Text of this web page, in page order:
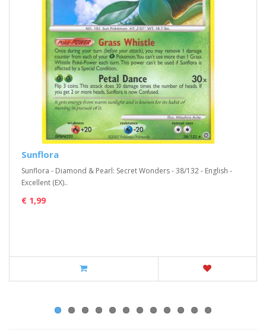
Sunflora
Sunflora - Diamond & Pearl: Secret Wonders - 38/132 - English -
Excellent (EX)..
€ 1,99